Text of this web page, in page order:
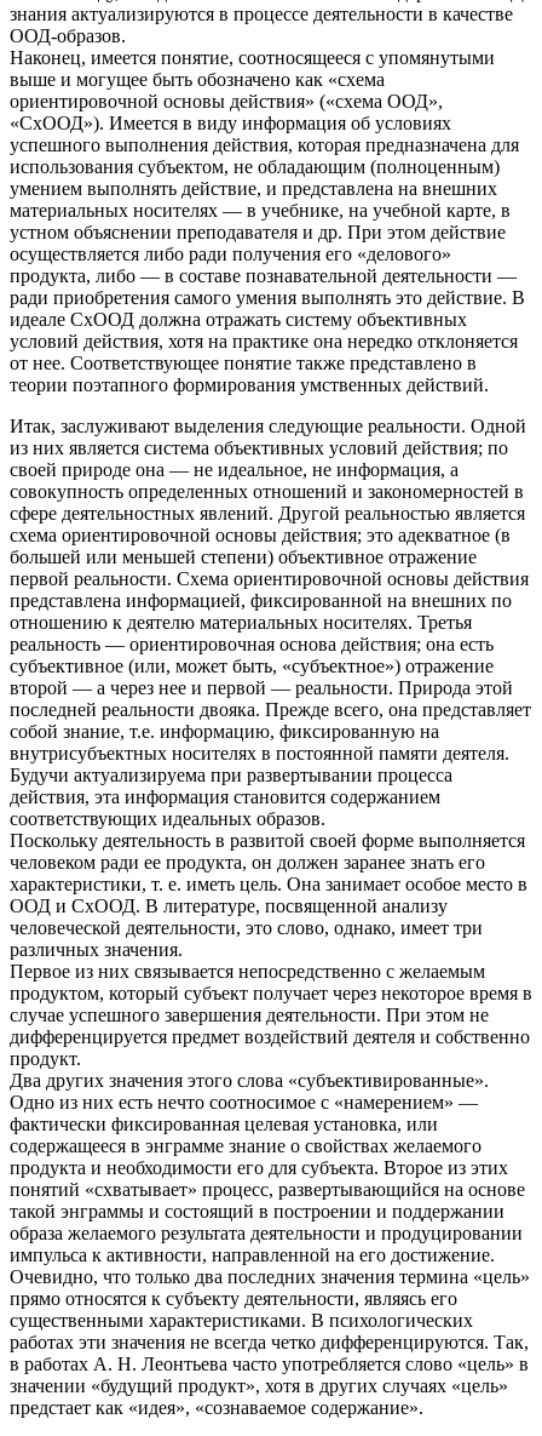
знания актуализируются в процессе деятельности в качестве
ООД-образов.
Наконец, имеется понятие, соотносящееся с упомянутыми
выше и могущее быть обозначено как «схема
ориентировочной основы действия» («схема ООД»,
«СхООД»). Имеется в виду информация об условиях
успешного выполнения действия, которая предназначена для
использования субъектом, не обладающим (полноценным)
умением выполнять действие, и представлена на внешних
материальных носителях — в учебнике, на учебной карте, в
устном объяснении преподавателя и др. При этом действие
осуществляется либо ради получения его «делового»
продукта, либо — в составе познавательной деятельности —
ради приобретения самого умения выполнять это действие. В
идеале СхООД должна отражать систему объективных
условий действия, хотя на практике она нередко отклоняется
от нее. Соответствующее понятие также представлено в
теории поэтапного формирования умственных действий.
Итак, заслуживают выделения следующие реальности. Одной
из них является система объективных условий действия; по
своей природе она — не идеальное, не информация, а
совокупность определенных отношений и закономерностей в
сфере деятельностных явлений. Другой реальностью является
схема ориентировочной основы действия; это адекватное (в
большей или меньшей степени) объективное отражение
первой реальности. Схема ориентировочной основы действия
представлена информацией, фиксированной на внешних по
отношению к деятелю материальных носителях. Третья
реальность — ориентировочная основа действия; она есть
субъективное (или, может быть, «субъектное») отражение
второй — а через нее и первой — реальности. Природа этой
последней реальности двояка. Прежде всего, она представляет
собой знание, т.е. информацию, фиксированную на
внутрисубъектных носителях в постоянной памяти деятеля.
Будучи актуализируема при развертывании процесса
действия, эта информация становится содержанием
соответствующих идеальных образов.
Поскольку деятельность в развитой своей форме выполняется
человеком ради ее продукта, он должен заранее знать его
характеристики, т. е. иметь цель. Она занимает особое место в
ООД и СхООД. В литературе, посвященной анализу
человеческой деятельности, это слово, однако, имеет три
различных значения.
Первое из них связывается непосредственно с желаемым
продуктом, который субъект получает через некоторое время в
случае успешного завершения деятельности. При этом не
дифференцируется предмет воздействий деятеля и собственно
продукт.
Два других значения этого слова «субъективированные».
Одно из них есть нечто соотносимое с «намерением» —
фактически фиксированная целевая установка, или
содержащееся в энграмме знание о свойствах желаемого
продукта и необходимости его для субъекта. Второе из этих
понятий «схватывает» процесс, развертывающийся на основе
такой энграммы и состоящий в построении и поддержании
образа желаемого результата деятельности и продуцировании
импульса к активности, направленной на его достижение.
Очевидно, что только два последних значения термина «цель»
прямо относятся к субъекту деятельности, являясь его
существенными характеристиками. В психологических
работах эти значения не всегда четко дифференцируются. Так,
в работах А. Н. Леонтьева часто употребляется слово «цель» в
значении «будущий продукт», хотя в других случаях «цель»
предстает как «идея», «сознаваемое содержание».